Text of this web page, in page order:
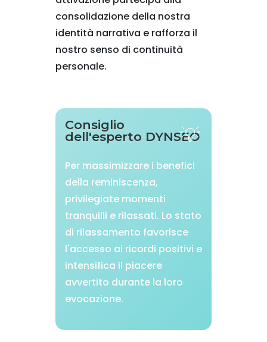
consolidazione della nostra
identità narrativa e rafforza il
nostro senso di continuità
personale.
Consiglio
dell'esperto DYNSEO
Per massimizzare i benefici
della reminiscenza,
privilegiate momenti
tranquilli e rilassati. Lo stato
di rilassamento favorisce
l'accesso ai ricordi positivi e
intensifica il piacere
avvertito durante la loro
evocazione.